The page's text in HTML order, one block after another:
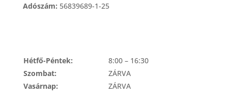
Adószám: 56839689-1-25
Hétfő-Péntek:
8:00 – 16:30
Szombat:
ZÁRVA
Vasárnap:
ZÁRVA